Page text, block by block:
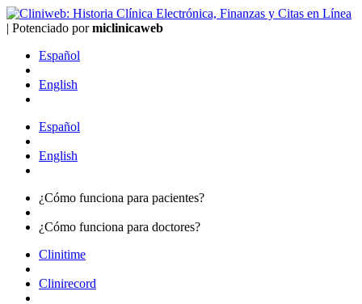
| Potenciado pormiclinicaweb
Español
English
Español
English
¿Cómo funciona para pacientes?
¿Cómo funciona para doctores?
Clinitime
Clinirecord